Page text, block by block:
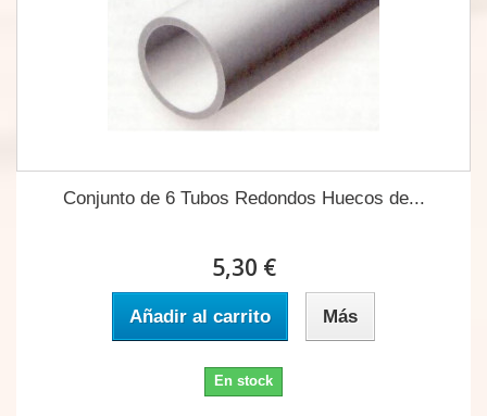
Conjunto de 6 Tubos Redondos Huecos de...
5,30 €
Añadir al carrito Más
En stock